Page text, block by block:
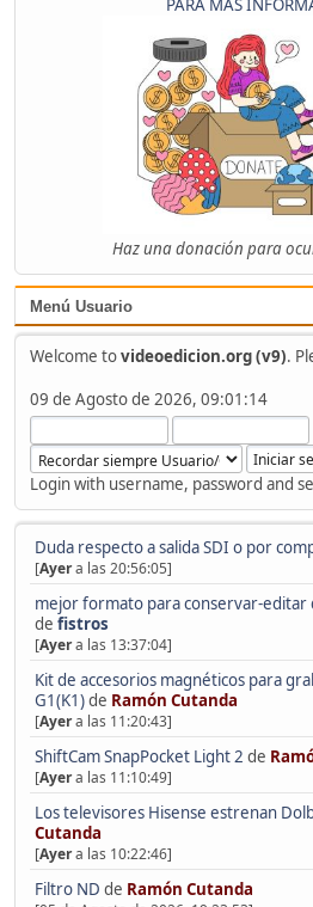
PARA MÁS
Haz una donación para
Menú Usuario
Welcome tovideoedicion.org (v9).
09 de Agosto de 2026, 09:01:14
Login with username, password and
Duda respecto a salida SDI o por
[Ayera las 20:56:05]
mejor formato para conservar-editar
de fistros
[Ayera las 13:37:04]
Kit de accesorios magnéticos para
G1(K1)de Ramón Cutanda
[Ayera las 11:20:43]
ShiftCam SnapPocket Light 2 de
[Ayera las 11:10:49]
Los televisores Hisense estrenan
Cutanda
[Ayera las 10:22:46]
Filtro ND de Ramón Cutanda